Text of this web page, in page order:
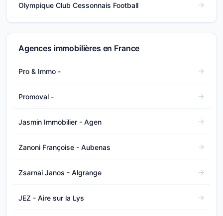
Olympique Club Cessonnais Football
Agences immobilières en France
Pro & Immo -
Promoval -
Jasmin Immobilier - Agen
Zanoni Françoise - Aubenas
Zsarnai Janos - Algrange
JEZ - Aire sur la Lys